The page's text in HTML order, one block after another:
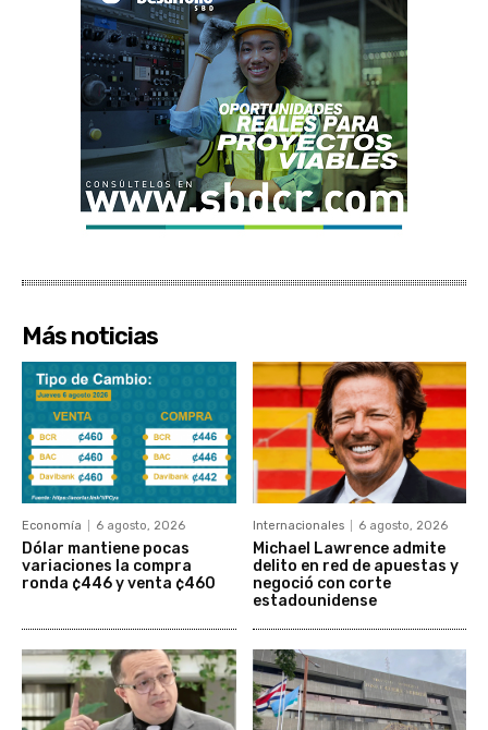
Más noticias
Economía 6 agosto, 2026
Dólar mantiene pocas
variaciones la compra
ronda ¢446 y venta ¢460
Internacionales 6 agosto, 2026
Michael Lawrence admite
delito en red de apuestas y
negoció con corte
estadounidense